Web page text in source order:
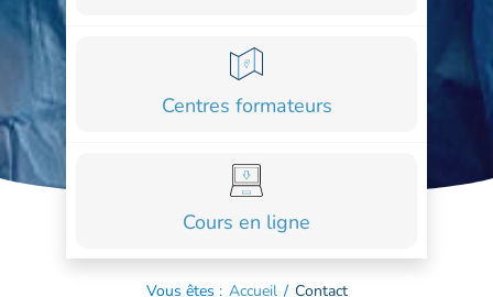
Centres formateurs
Cours en ligne
Vous êtes : Accueil / Contact
COURS
FORMATIONS
CONTACT
ACCOUNT_CIRCLE